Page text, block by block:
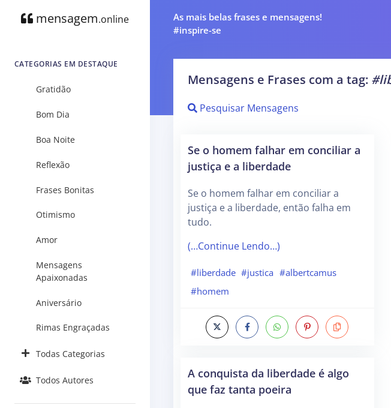
mensagem.online
CATEGORIAS EM DESTAQUE
Gratidão
Bom Dia
Boa Noite
Reflexão
Frases Bonitas
Otimismo
Amor
Mensagens
Apaixonadas
Aniversário
Rimas Engraçadas
Todas Categorias
Todos Autores
As mais belas frases e mensagens!
#inspire-se
Mensagens e Frases com a tag:
Pesquisar Mensagens
Se o homem falhar em conciliar a
justiça e a liberdade
Se o homem falhar em conciliar a
justiça e a liberdade, então falha em
tudo.
(…Continue Lendo…)
#liberdade #justica #albertcamus
#homem
A conquista da liberdade é algo
que faz tanta poeira